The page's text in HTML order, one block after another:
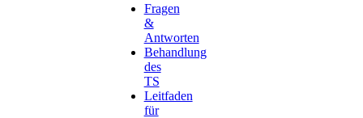
Fragen
&
Antworten
Behandlung
des
TS
Leitfaden
für